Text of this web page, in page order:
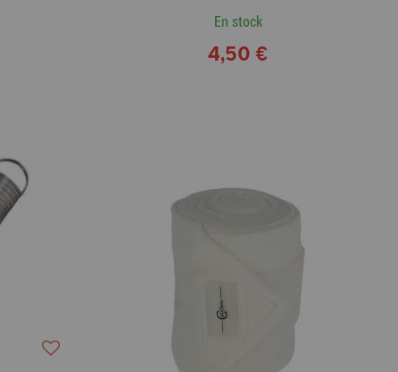
En stock
4,50 €